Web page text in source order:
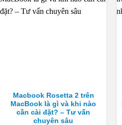
Macbook Rosetta 2 trên
MacBook là gì và khi nào
cần cài đặt? – Tư vấn
chuyên sâu